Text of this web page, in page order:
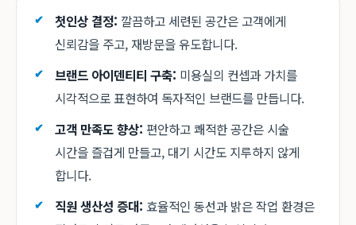
첫인상 결정: 깔끔하고 세련된 공간은 고객에게
신뢰감을 주고, 재방문을 유도합니다.
브랜드 아이덴티티 구축: 미용실의 컨셉과 가치를
시각적으로 표현하여 독자적인 브랜드를 만듭니다.
고객 만족도 향상: 편안하고 쾌적한 공간은 시술
시간을 즐겁게 만들고, 대기 시간도 지루하지 않게
합니다.
직원 생산성 증대: 효율적인 동선과 밝은 작업 환경은